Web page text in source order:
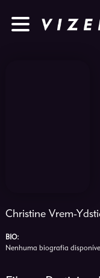
Christine Vrem-
BIO:
Nenhuma biografia